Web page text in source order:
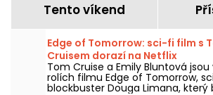
Tento víkend
Edge of Tomorrow: sci-fi film s
Cruisem dorazí na Netflix
Tom Cruise a Emily Bluntová
rolích filmu Edge of Tomorrow,
blockbuster Douga Limana, který